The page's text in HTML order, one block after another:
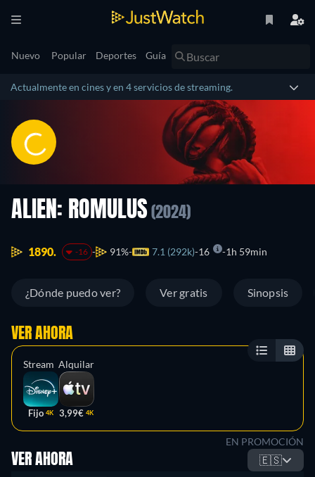
Nuevo Popular Deportes Guía
Actualmente en cines y en 4 servicios de streaming.
ALIEN: ROMULUS (2024)
1890. -16 91% 7.1 (292k) 16 1h 59min
¿Dónde puedo ver? Ver gratis Sinopsis
VER AHORA
Stream
Fijo 4K
Alquilar
3,99€ 4K
EN PROMOCIÓN
VER AHORA 🇪🇸